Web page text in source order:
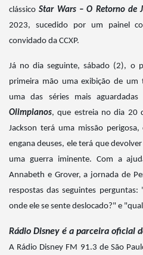
clássicoStar Wars – O Retorno de
2023, sucedido por um painel
convidado da CCXP.
Já no dia seguinte, sábado (2), o
primeira mão uma exibição de
uma das séries mais
Olimpianos, que estreia no dia 20
Jackson terá uma missão
engana deuses, ele terá que
uma guerra iminente. Com a
Annabeth e Grover, a jornada de
respostas das seguintes
onde ele se sente deslocado?" e
Rádio Disney é a parceira oficial
A Rádio Disney FM 91.3 de São